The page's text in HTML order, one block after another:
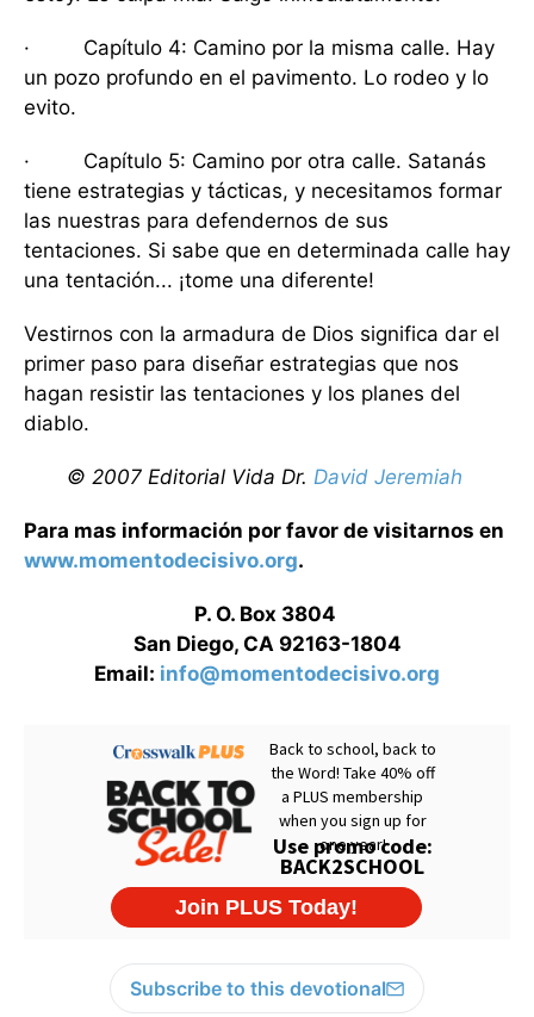
· Capítulo 4: Camino por la misma calle. Hay
un pozo profundo en el pavimento. Lo rodeo y lo
evito.
· Capítulo 5: Camino por otra calle. Satanás
tiene estrategias y tácticas, y necesitamos formar
las nuestras para defendernos de sus
tentaciones. Si sabe que en determinada calle hay
una tentación... ¡tome una diferente!
Vestirnos con la armadura de Dios significa dar el
primer paso para diseñar estrategias que nos
hagan resistir las tentaciones y los planes del
diablo.
© 2007 Editorial Vida Dr. David Jeremiah
Para mas información por favor de visitarnos en
www.momentodecisivo.org.
P. O. Box 3804
San Diego, CA 92163-1804
Email: info@momentodecisivo.org
Subscribe to this devotional